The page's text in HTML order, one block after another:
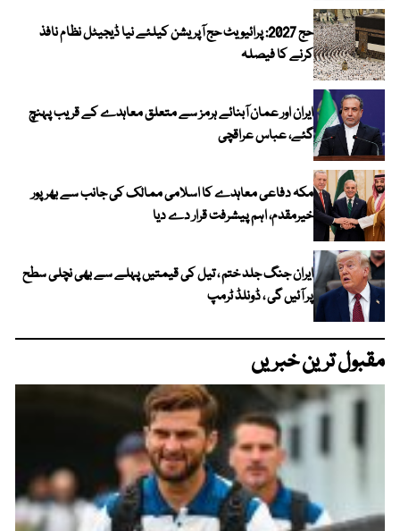
حج 2027: پرائیویٹ حج آپریشن کیلئے نیا ڈیجیٹل نظام نافذ
کرنے کا فیصلہ
ایران اور عمان آبنائے ہرمز سے متعلق معاہدے کے قریب پہنچ
گئے، عباس عراقچی
مکہ دفاعی معاہدے کا اسلامی ممالک کی جانب سے بھرپور
خیرمقدم، اہم پیشرفت قرار دے دیا
ایران جنگ جلد ختم ، تیل کی قیمتیں پہلے سے بھی نچلی سطح
پر آئیں گی ، ڈونلڈ ٹرمپ
مقبول ترین خبریں